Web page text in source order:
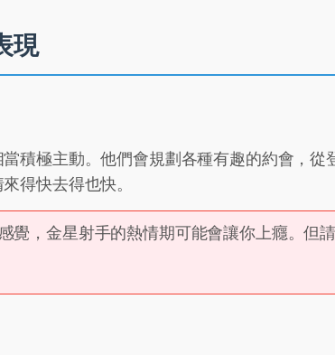
現
積極主動。他們會規劃各種有趣的約會，從
得快去得也快。
覺，金星射手的熱情期可能會讓你上癮。但